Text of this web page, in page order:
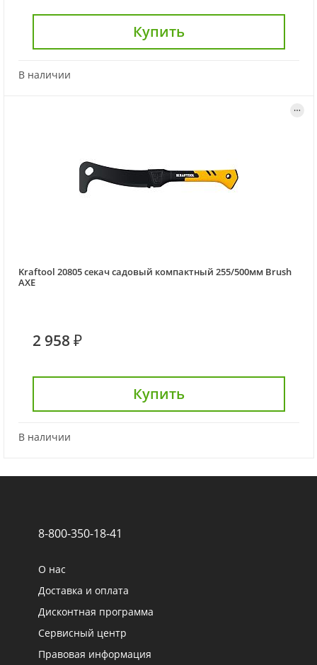
Купить
В наличии
Kraftool 20805 секач садовый компактный 255/500мм Brush
AXE
2 958 ₽
Купить
В наличии
8-800-350-18-41
О нас
Доставка и оплата
Дисконтная программа
Сервисный центр
Правовая информация